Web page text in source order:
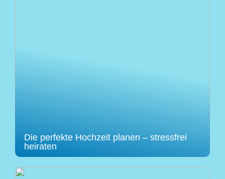
Die perfekte Hochzeit planen – stressfrei
heiraten